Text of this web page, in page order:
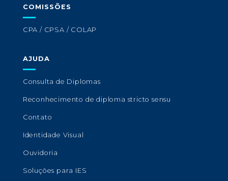
COMISSÕES
CPA / CPSA / COLAP
AJUDA
Consulta de Diplomas
Reconhecimento de diploma stricto sensu
Contato
Identidade Visual
Ouvidoria
Soluções para IES